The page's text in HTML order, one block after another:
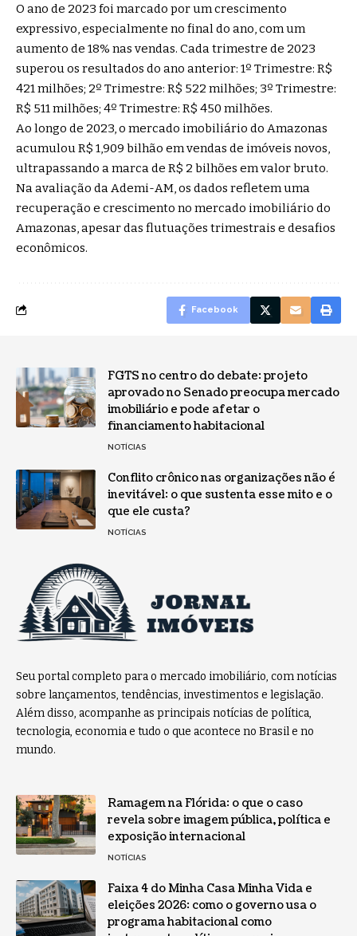
O ano de 2023 foi marcado por um crescimento
expressivo, especialmente no final do ano, com um
aumento de 18% nas vendas. Cada trimestre de 2023
superou os resultados do ano anterior: 1º Trimestre: R$
421 milhões; 2º Trimestre: R$ 522 milhões; 3º Trimestre:
R$ 511 milhões; 4º Trimestre: R$ 450 milhões.
Ao longo de 2023, o mercado imobiliário do Amazonas
acumulou R$ 1,909 bilhão em vendas de imóveis novos,
ultrapassando a marca de R$ 2 bilhões em valor bruto.
Na avaliação da Ademi-AM, os dados refletem uma
recuperação e crescimento no mercado imobiliário do
Amazonas, apesar das flutuações trimestrais e desafios
econômicos.
Facebook
FGTS no centro do debate: projeto
aprovado no Senado preocupa mercado
imobiliário e pode afetar o
financiamento habitacional
NOTÍCIAS
Conflito crônico nas organizações não é
inevitável: o que sustenta esse mito e o
que ele custa?
NOTÍCIAS
Seu portal completo para o mercado imobiliário, com notícias
sobre lançamentos, tendências, investimentos e legislação.
Além disso, acompanhe as principais notícias de política,
tecnologia, economia e tudo o que acontece no Brasil e no
mundo.
Ramagem na Flórida: o que o caso
revela sobre imagem pública, política e
exposição internacional
NOTÍCIAS
Faixa 4 do Minha Casa Minha Vida e
eleições 2026: como o governo usa o
programa habitacional como